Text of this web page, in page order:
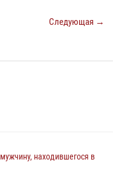
Следующая →
находившегося в